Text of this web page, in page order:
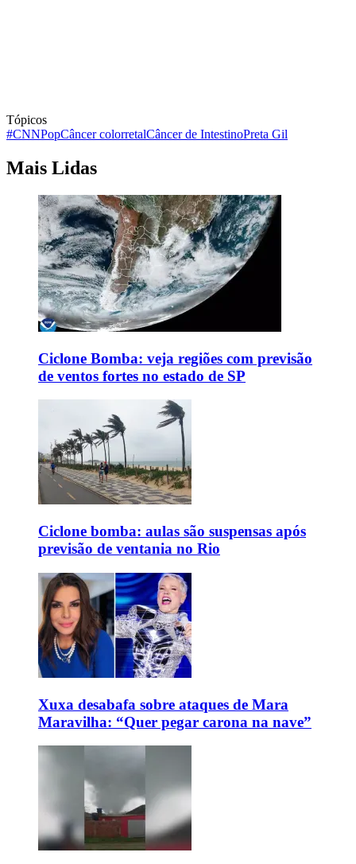
Tópicos
#CNNPopCâncer colorretalCâncer de IntestinoPreta Gil
Mais Lidas
Ciclone Bomba: veja regiões com previsão
de ventos fortes no estado de SP
Ciclone bomba: aulas são suspensas após
previsão de ventania no Rio
Xuxa desabafa sobre ataques de Mara
Maravilha: “Quer pegar carona na nave”